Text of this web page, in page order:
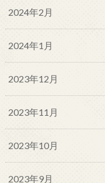
2024年2月
2024年1月
2023年12月
2023年11月
2023年10月
2023年9月